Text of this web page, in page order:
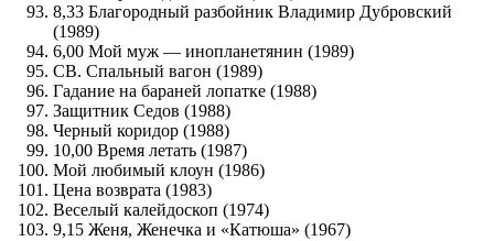
8,33 Благородный разбойник Владимир Дубровский
(1989)
6,00 Мой муж — инопланетянин (1989)
СВ. Спальный вагон (1989)
Гадание на бараней лопатке (1988)
Защитник Седов (1988)
Черный коридор (1988)
10,00 Время летать (1987)
Мой любимый клоун (1986)
Цена возврата (1983)
Веселый калейдоскоп (1974)
9,15 Женя, Женечка и «Катюша» (1967)